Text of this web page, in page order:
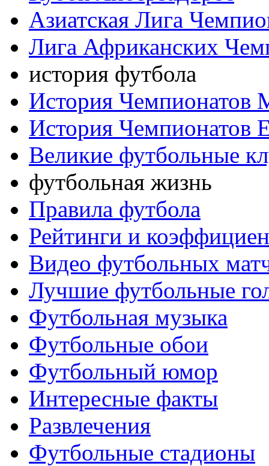
Азиатская Лига
Лига Африканских
история футбола
История Чемпионатов
История Чемпионатов
Великие футбольные
футбольная жизнь
Правила футбола
Рейтинги и
Видео футбольных
Лучшие футбольные
Футбольная музыка
Футбольные обои
Футбольный юмор
Интересные факты
Развлечения
Футбольные стадионы